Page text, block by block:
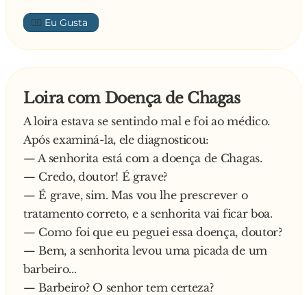
que o papa chegou na sacada ele olhou pra
bem pertinho de mim ele falou um troço no
meu ouvido. Só pra mim!
- E o que o papa falou pra você?
- Cabelinho mal cortado, hein, rapaz!
seguinte mandou uma caixa de bombons ao
Barbeiro.
Um rabino foi até a tal barbearia e a história se
repete.
No dia seguinte o rabino mandou mais três
outros rabinos para cortar o cabelo...
👍🏼
Loira com Doença de Chagas
A loira estava se sentindo mal e foi ao médico.
Após examiná-la, ele diagnosticou:
— A senhorita está com a doença de Chagas.
— Credo, doutor! É grave?
— É grave, sim. Mas vou lhe prescrever o
tratamento correto, e a senhorita vai ficar boa.
— Como foi que eu peguei essa doença, doutor?
— Bem, a senhorita levou uma picada de um
barbeiro...
— Barbeiro? O senhor tem certeza?